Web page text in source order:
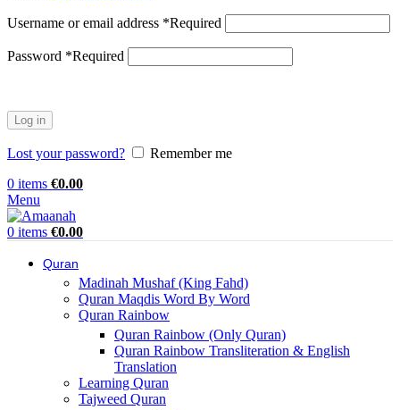
Username or email address *Required
Password *Required
Log in
Lost your password?
Remember me
0 items €0.00
Menu
0 items €0.00
Quran
Madinah Mushaf (King Fahd)
Quran Maqdis Word By Word
Quran Rainbow
Quran Rainbow (Only Quran)
Quran Rainbow Transliteration & English
Translation
Learning Quran
Tajweed Quran